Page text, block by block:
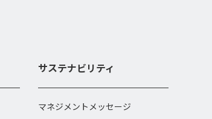
サステナビリティ
マネジメントメッセージ